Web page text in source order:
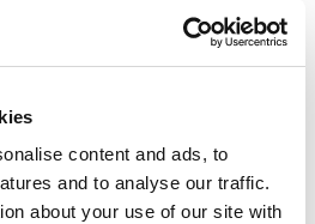
content and ads, to
and to analyse our traffic.
about your use of our site with
elkaar.”
Bij onze Speedgate as a Service blijft
U hoeft daarom niet te investeren in